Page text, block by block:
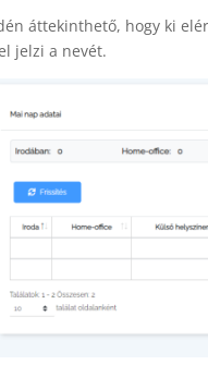
áttekinthető, hogy ki
jelzi a nevét.